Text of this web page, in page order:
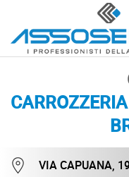
VIA CAPUANA,